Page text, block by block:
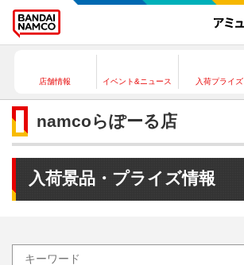
店舗情報 イベント&ニュース 入荷プライズ
namcoらぽーる店
入荷景品・プライズ情報